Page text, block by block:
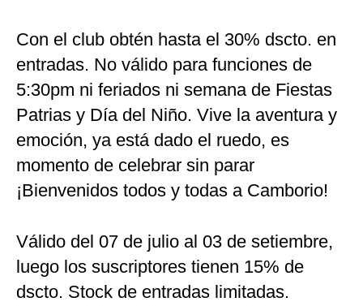
Con el club obtén hasta el 30% dscto. en
entradas. No válido para funciones de
5:30pm ni feriados ni semana de Fiestas
Patrias y Día del Niño. Vive la aventura y
emoción, ya está dado el ruedo, es
momento de celebrar sin parar
¡Bienvenidos todos y todas a Camborio!
Válido del 07 de julio al 03 de setiembre,
luego los suscriptores tienen 15% de
dscto. Stock de entradas limitadas.